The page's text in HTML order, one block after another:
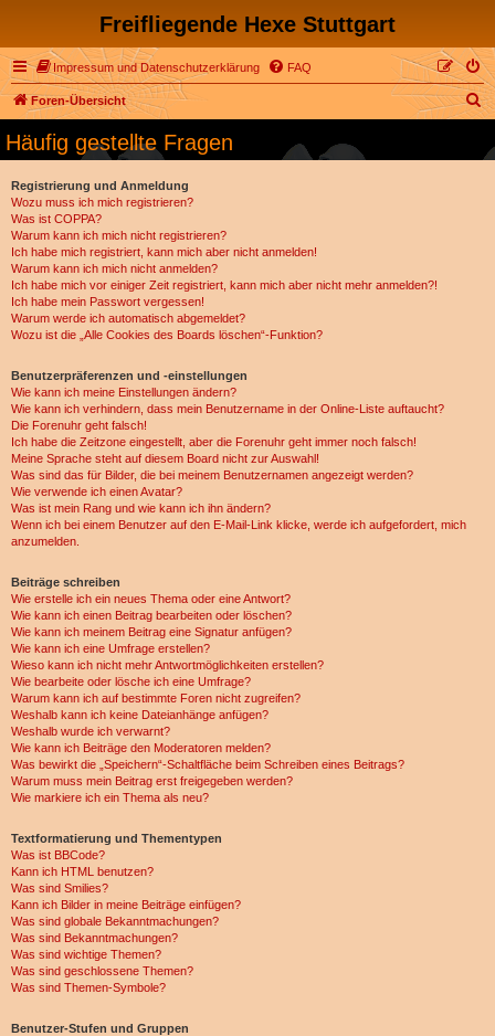
Freifliegende Hexe Stuttgart
Impressum und Datenschutzerklärung FAQ
Foren-Übersicht
S
c
Häufig gestellte Fragen
Registrierung und Anmeldung
Wozu muss ich mich registrieren?
Was ist COPPA?
Warum kann ich mich nicht registrieren?
Ich habe mich registriert, kann mich aber nicht anmelden!
Warum kann ich mich nicht anmelden?
Ich habe mich vor einiger Zeit registriert, kann mich aber nicht mehr anmelden?!
Ich habe mein Passwort vergessen!
Warum werde ich automatisch abgemeldet?
Wozu ist die „Alle Cookies des Boards löschen“-Funktion?
Benutzerpräferenzen und -einstellungen
Wie kann ich meine Einstellungen ändern?
Wie kann ich verhindern, dass mein Benutzername in der Online-Liste auftaucht?
Die Forenuhr geht falsch!
Ich habe die Zeitzone eingestellt, aber die Forenuhr geht immer noch falsch!
Meine Sprache steht auf diesem Board nicht zur Auswahl!
Was sind das für Bilder, die bei meinem Benutzernamen angezeigt werden?
Wie verwende ich einen Avatar?
Was ist mein Rang und wie kann ich ihn ändern?
Wenn ich bei einem Benutzer auf den E-Mail-Link klicke, werde ich aufgefordert, mich
anzumelden.
Beiträge schreiben
Wie erstelle ich ein neues Thema oder eine Antwort?
Wie kann ich einen Beitrag bearbeiten oder löschen?
Wie kann ich meinem Beitrag eine Signatur anfügen?
Wie kann ich eine Umfrage erstellen?
Wieso kann ich nicht mehr Antwortmöglichkeiten erstellen?
Wie bearbeite oder lösche ich eine Umfrage?
Warum kann ich auf bestimmte Foren nicht zugreifen?
Weshalb kann ich keine Dateianhänge anfügen?
Weshalb wurde ich verwarnt?
Wie kann ich Beiträge den Moderatoren melden?
Was bewirkt die „Speichern“-Schaltfläche beim Schreiben eines Beitrags?
Warum muss mein Beitrag erst freigegeben werden?
Wie markiere ich ein Thema als neu?
Textformatierung und Thementypen
Was ist BBCode?
Kann ich HTML benutzen?
Was sind Smilies?
Kann ich Bilder in meine Beiträge einfügen?
Was sind globale Bekanntmachungen?
Was sind Bekanntmachungen?
Was sind wichtige Themen?
Was sind geschlossene Themen?
Was sind Themen-Symbole?
Benutzer-Stufen und Gruppen